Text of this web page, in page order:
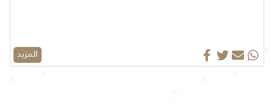
المزيد